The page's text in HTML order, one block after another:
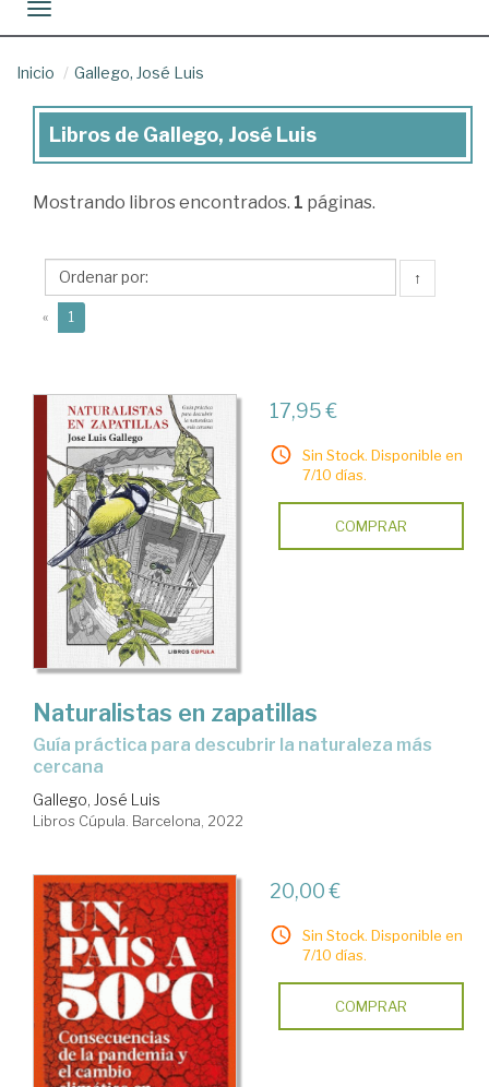
Toggle navigation
Inicio Gallego, José Luis
Libros
Gallego,
Luis
Libros de Gallego, José Luis
Mostrando libros encontrados. 1 páginas.
↑
« 1
17,95 €
Sin Stock. Disponible en
7/10 días.
COMPRAR
Naturalistas en zapatillas
guía práctica para descubrir la naturaleza más
cercana
Gallego, José Luis
Libros Cúpula. Barcelona, 2022
20,00 €
Sin Stock. Disponible en
7/10 días.
COMPRAR